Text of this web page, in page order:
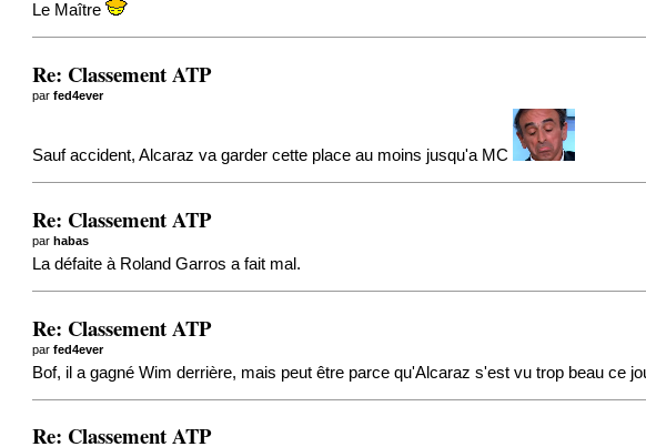
Le Maître
Re: Classement ATP
parfed4ever
Sauf accident, Alcaraz va garder cette place au moins jusqu'a MC
Re: Classement ATP
parhabas
La défaite à Roland Garros a fait mal.
Re: Classement ATP
parfed4ever
Bof, il a gagné Wim derrière, mais peut être parce qu'Alcaraz s'est vu trop beau ce
Re: Classement ATP